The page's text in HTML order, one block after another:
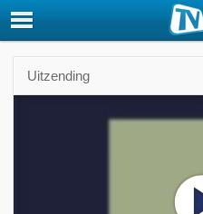
Uitzending